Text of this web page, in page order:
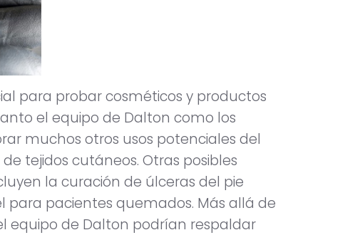
para probar cosméticos y productos
el equipo de Dalton como los
muchos otros usos potenciales del
tejidos cutáneos. Otras posibles
la curación de úlceras del pie
para pacientes quemados. Más allá de
equipo de Dalton podrían respaldar